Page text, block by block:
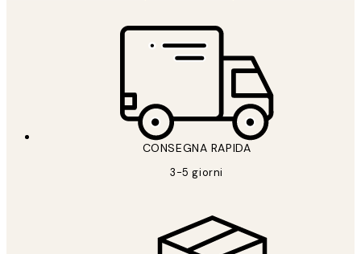
CONSEGNA RAPIDA
3-5 giorni